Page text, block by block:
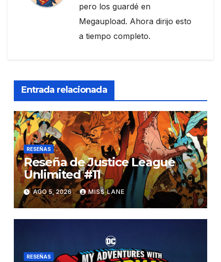
pero los guardé en
Megaupload. Ahora dirijo esto
a tiempo completo.
Entrada relacionada
RESEÑAS
Reseña de Justice League
Unlimited #11
AGO 5, 2026 MISS LANE
RESEÑAS